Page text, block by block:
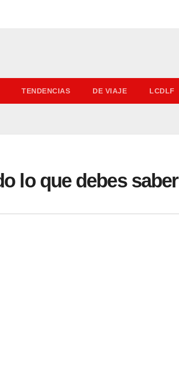
TENDENCIAS DE VIAJE LCDLF
lo que debes saber